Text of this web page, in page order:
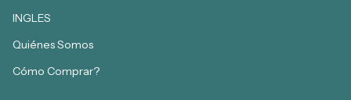
INGLES
Quiénes Somos
Cómo Comprar?